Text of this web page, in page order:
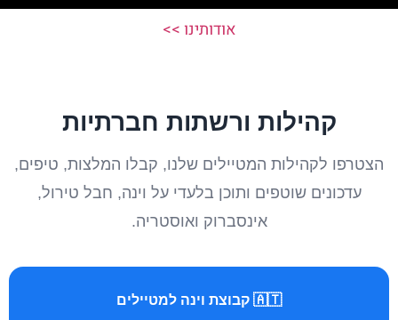
אודותינו >>
קהילות ורשתות חברתיות
הצטרפו לקהילות המטיילים שלנו, קבלו המלצות, טיפים,
עדכונים שוטפים ותוכן בלעדי על וינה, חבל טירול,
אינסברוק ואוסטריה.
🇦🇹 קבוצת וינה למטיילים